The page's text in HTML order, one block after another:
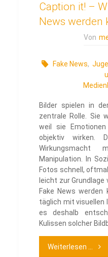
Caption it! –
News werden
Von
Fake News,
Bilder spielen in
zentrale Rolle. Sie
weil sie
objektiv wirken.
Manipulation. In
Fotos schnell,
leicht zur
Fake News werden
täglich mit visuellen
es deshalb
Kulissen solcher
Weiterlesen ...